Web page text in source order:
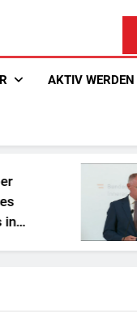
AKTIV WERDEN